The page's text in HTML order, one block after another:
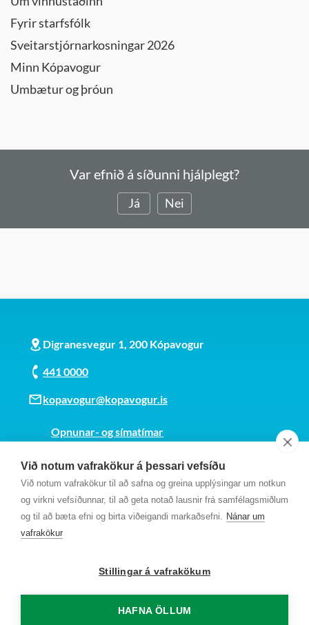
Við notum vafrakökur á þessari vefsíðu
Við notum vafrakökur til að safna og greina upplýsingar um notkun
og virkni vefsíðunnar, til að geta notað lausnir frá samfélagsmiðlum
og til að bæta efni og birta viðeigandi markaðsefni. Nánar um
vafrakökur
Stillingar á vafrakökum
HAFNA ÖLLUM
Fyrir starfsfólk
Sveitarstjórnarkosningar 2026
Minn Kópavogur
Umbætur og þróun
Var efnið á síðunni hjálplegt?
Já Nei
Digranesvegur 1, 200 Kópavogur
441 0000
kopavogur@kopavogur.is
Opnunar- og símatímar
Kt. 700169-3759
Fundarmannagátt